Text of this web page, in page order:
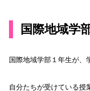
国際地域学
国際地域学部１年生が、
自分たちが受けている授